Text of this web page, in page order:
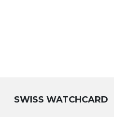
SWISS WATCHCARD